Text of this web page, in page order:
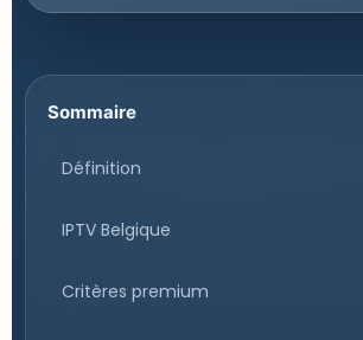
Sommaire
Définition
IPTV Belgique
Critères premium